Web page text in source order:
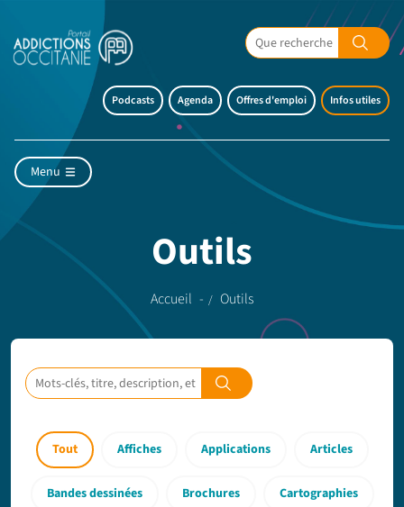
Podcasts Agenda Offres d'emploi Infos utiles
Menu
Outils
Accueil Outils
Tout Affiches Applications Articles
Bandes dessinées Brochures Cartographies